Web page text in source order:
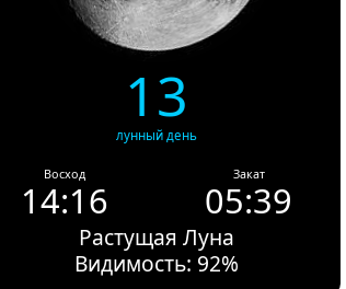
13
лунный день
Восход
14:16
Закат
05:39
Растущая Луна
Видимость: 92%